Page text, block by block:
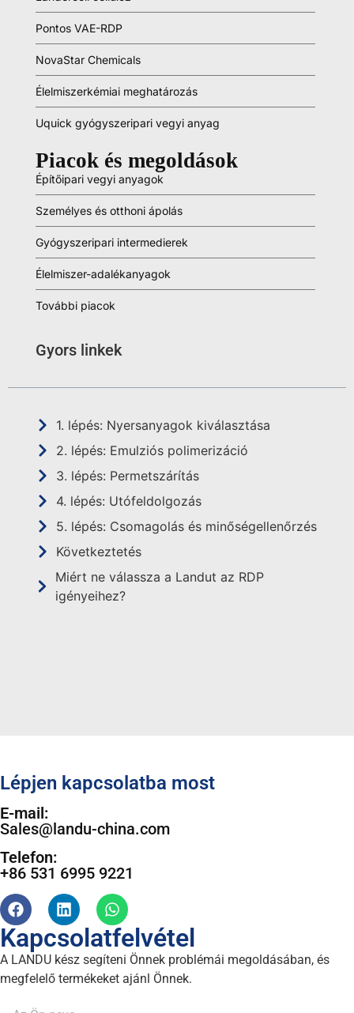
Pontos VAE-RDP
NovaStar Chemicals
Élelmiszerkémiai meghatározás
Uquick gyógyszeripari vegyi anyag
Piacok és megoldások
Építőipari vegyi anyagok
Személyes és otthoni ápolás
Gyógyszeripari intermedierek
Élelmiszer-adalékanyagok
További piacok
Gyors linkek
1. lépés: Nyersanyagok kiválasztása
2. lépés: Emulziós polimerizáció
3. lépés: Permetszárítás
4. lépés: Utófeldolgozás
5. lépés: Csomagolás és minőségellenőrzés
Következtetés
Miért ne válassza a Landut az RDP
igényeihez?
Lépjen kapcsolatba most
E-mail:
Sales@landu-china.com
Telefon:
+86 531 6995 9221
Kapcsolatfelvétel
A LANDU kész segíteni Önnek problémái megoldásában, és
megfelelő termékeket ajánl Önnek.